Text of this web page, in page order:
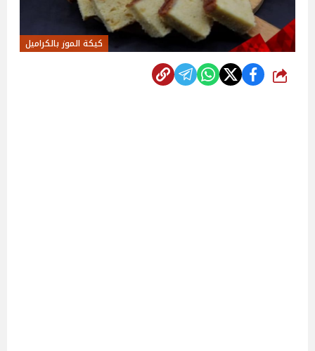
كيكة الموز بالكراميل
شارك